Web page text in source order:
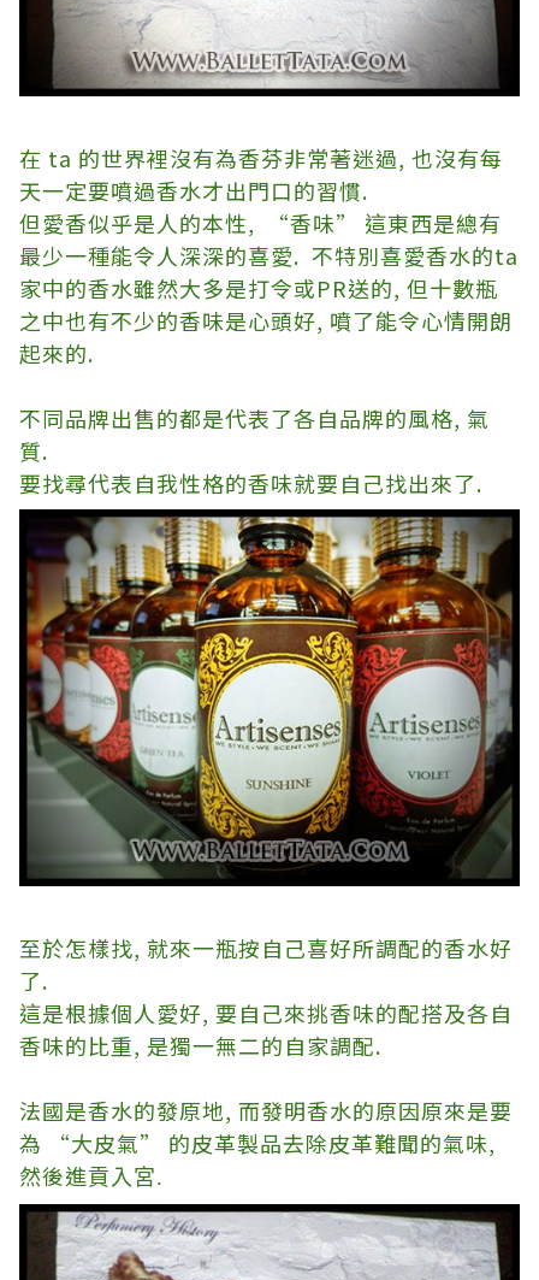
在 ta 的世界裡沒有為香芬非常著迷過, 也沒有每
天一定要噴過香水才出門口的習慣.
但愛香似乎是人的本性, “香味” 這東西是總有
最少一種能令人深深的喜愛. 不特別喜愛香水的ta
家中的香水雖然大多是打令或PR送的, 但十數瓶
之中也有不少的香味是心頭好, 噴了能令心情開朗
起來的.
不同品牌出售的都是代表了各自品牌的風格, 氣
質.
要找尋代表自我性格的香味就要自己找出來了.
至於怎樣找, 就來一瓶按自己喜好所調配的香水好
了.
這是根據個人愛好, 要自己來挑香味的配搭及各自
香味的比重, 是獨一無二的自家調配.
法國是香水的發原地, 而發明香水的原因原來是要
為
“大皮氣” 的皮革製品去除皮革難聞的氣味,
然後進貢入宮.